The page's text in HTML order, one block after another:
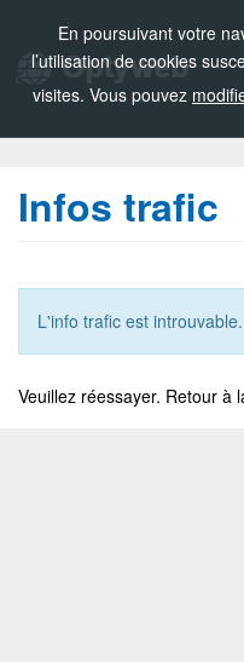
En poursuivant votre
l’utilisation de cookies
visites. Vous pouvez
Infos trafic
L'info trafic est introuvable.
Veuillez réessayer. Retour à